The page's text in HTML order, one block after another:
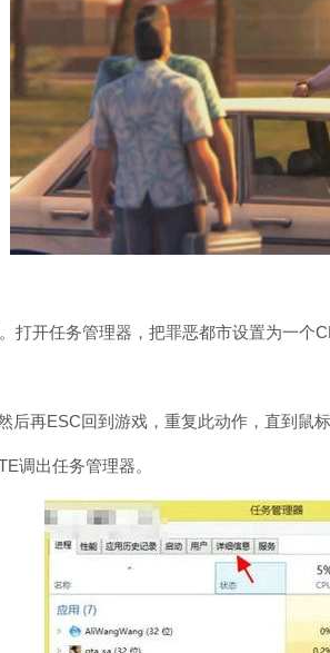
打开任务管理器，把罪恶都市设置为一个
后再ESC回到游戏，重复此动作，直到鼠
调出任务管理器。